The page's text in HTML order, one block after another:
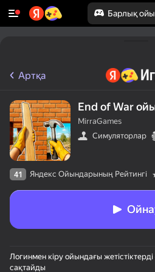
Барлық
Артқа
End of War
MirraGames
Симуляторлар
41 Яндекс Ойындарының Рейтингі
Логинмен кіру ойындағы жетістіктерді
сақтайды